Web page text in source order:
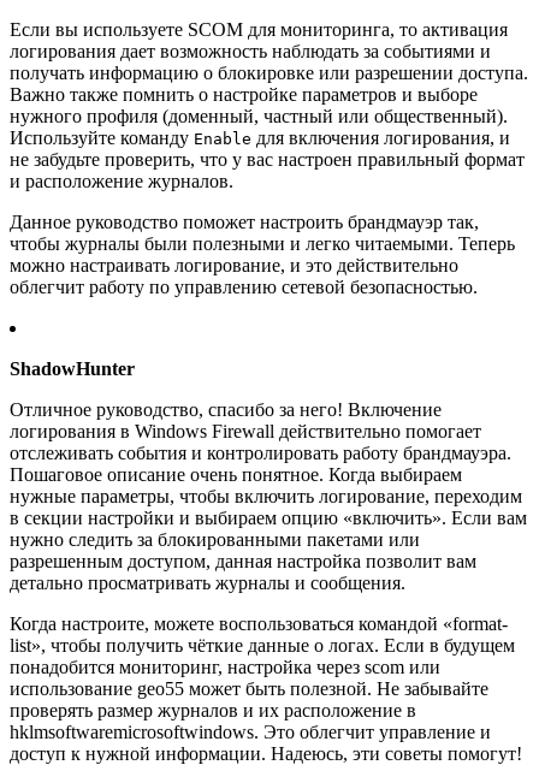
Если вы используете SCOM для мониторинга, то активация
логирования дает возможность наблюдать за событиями и
получать информацию о блокировке или разрешении доступа.
Важно также помнить о настройке параметров и выборе
нужного профиля (доменный, частный или общественный).
Используйте команду Enable для включения логирования, и
не забудьте проверить, что у вас настроен правильный формат
и расположение журналов.
Данное руководство поможет настроить брандмауэр так,
чтобы журналы были полезными и легко читаемыми. Теперь
можно настраивать логирование, и это действительно
облегчит работу по управлению сетевой безопасностью.
ShadowHunter
Отличное руководство, спасибо за него! Включение
логирования в Windows Firewall действительно помогает
отслеживать события и контролировать работу брандмауэра.
Пошаговое описание очень понятное. Когда выбираем
нужные параметры, чтобы включить логирование, переходим
в секции настройки и выбираем опцию «включить». Если вам
нужно следить за блокированными пакетами или
разрешенным доступом, данная настройка позволит вам
детально просматривать журналы и сообщения.
Когда настроите, можете воспользоваться командой «format-
list», чтобы получить чёткие данные о логах. Если в будущем
понадобится мониторинг, настройка через scom или
использование geo55 может быть полезной. Не забывайте
проверять размер журналов и их расположение в
hklmsoftwaremicrosoftwindows. Это облегчит управление и
доступ к нужной информации. Надеюсь, эти советы помогут!